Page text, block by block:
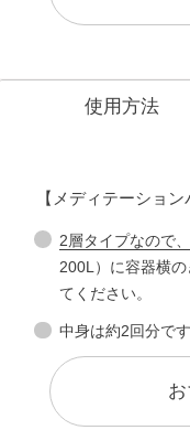
使用方法
【メディテーション
2層タイプなので
200L）に容器横
てください。
中身は約2回分です